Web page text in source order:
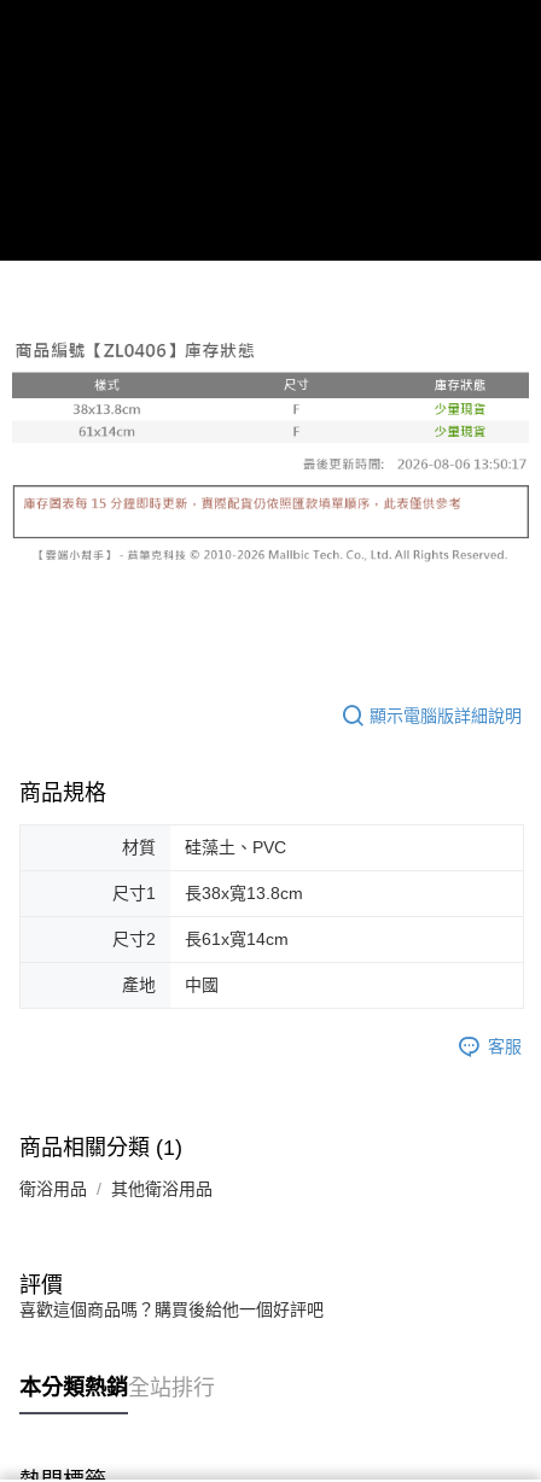
顯示電腦版詳細說明
商品規格
材質 硅藻土、PVC
尺寸1 長38x寬13.8cm
尺寸2 長61x寬14cm
產地 中國
客服
商品相關分類 (1)
衛浴用品 其他衛浴用品
評價
喜歡這個商品嗎？購買後給他一個好評吧
本分類熱銷全站排行